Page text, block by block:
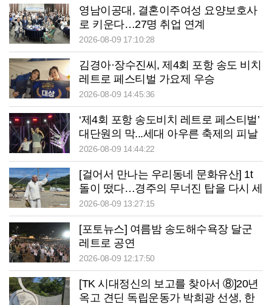
영남이공대, 결혼이주여성 요양보호사
로 키운다…27명 취업 연계
2026-08-09 17:10:28
김경아·장수진씨, 제4회 포항 송도 비치
레트로 페스티벌 가요제 우승
2026-08-09 14:45:36
‘제4회 포항 송도비치 레트로 페스티벌’
대단원의 막...세대 아우른 축제의 피날
레
2026-08-09 14:44:22
[걸어서 만나는 우리동네 문화유산] 1t
돌이 떴다…경주의 무너진 탑을 다시 세
운 ‘손’
2026-08-09 13:27:15
[포토뉴스] 여름밤 송도해수욕장 달군
레트로 공연
2026-08-09 12:17:50
[TK 시대정신의 보고를 찾아서 ⑧]20년
옥고 견딘 독립운동가 박희광 선생, 한